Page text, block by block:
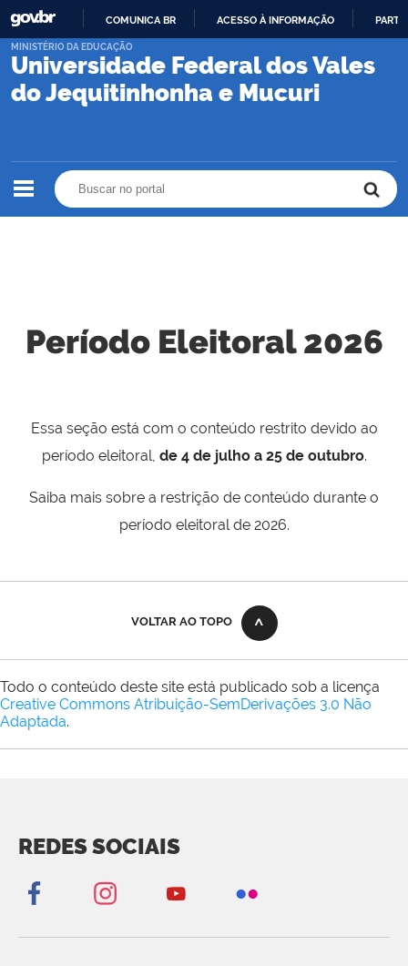
PARA
CONTEÚDO
COMUNICA BR ACESSO À INFORMAÇÃO
Universidade Federal dos Vales
do Jequitinhonha e Mucuri
MINISTÉRIO DA EDUCAÇÃO
Período Eleitoral 2026
Essa seção está com o conteúdo restrito devido ao
período eleitoral, de 4 de julho a 25 de outubro.
Saiba mais sobre a restrição de conteúdo durante o
período eleitoral de 2026.
VOLTAR AO TOPO
Todo o conteúdo deste site está publicado sob a licença
Creative Commons Atribuição-SemDerivações 3.0 Não
Adaptada.
REDES SOCIAIS